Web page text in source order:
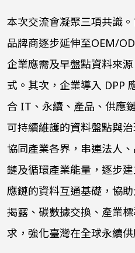
本次交流會凝聚三項共識
品牌商逐步延伸至OEM/
企業應需及早盤點資料來
式。其次，企業導入 DPP
合 IT、永續、產品、供應
可持續維護的資料盤點與
協同產業各界，串連法人
鏈及循環產業能量，逐步
應鏈的資料互通基礎，協
揭露、碳數據交換、產業
求，強化臺灣在全球永續